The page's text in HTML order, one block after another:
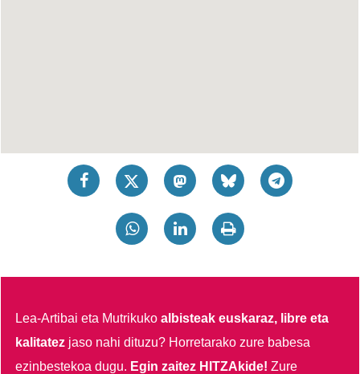
Lea-Artibai eta Mutrikukoalbisteak euskaraz, libre eta
kalitatez jaso nahi dituzu? Horretarako zure babesa
ezinbestekoa dugu. Egin zaitez HITZAkide!Zure